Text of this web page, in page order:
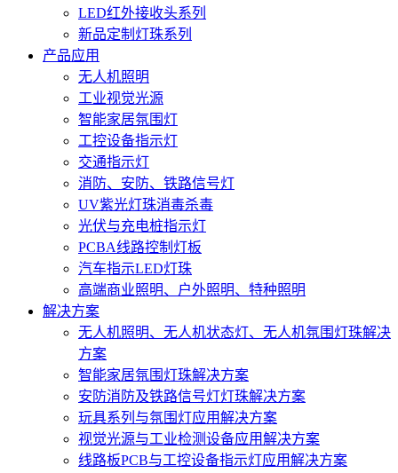
LED红外接收头系列
新品定制灯珠系列
产品应用
无人机照明
工业视觉光源
智能家居氛围灯
工控设备指示灯
交通指示灯
消防、安防、铁路信号灯
UV紫光灯珠消毒杀毒
光伏与充电桩指示灯
PCBA线路控制灯板
汽车指示LED灯珠
高端商业照明、户外照明、特种照明
解决方案
无人机照明、无人机状态灯、无人机氛围灯珠解决
方案
智能家居氛围灯珠解决方案
安防消防及铁路信号灯灯珠解决方案
玩具系列与氛围灯应用解决方案
视觉光源与工业检测设备应用解决方案
线路板PCB与工控设备指示灯应用解决方案